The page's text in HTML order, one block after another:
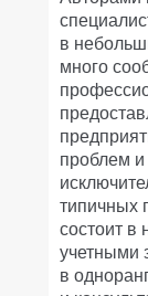
в
много
проблем
типичных
состоит в
учетными
в